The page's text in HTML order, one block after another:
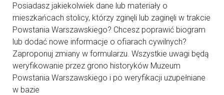
Posiadasz jakiekolwiek dane lub materiały o
mieszkańcach stolicy, którzy zginęli lub zaginęli w trakcie
Powstania Warszawskiego? Chcesz poprawić biogram
lub dodać nowe informacje o ofiarach cywilnych?
Zaproponuj zmiany w formularzu. Wszystkie uwagi będą
weryfikowanie przez grono historyków Muzeum
Powstania Warszawskiego i po weryfikacji uzupełniane
w bazie